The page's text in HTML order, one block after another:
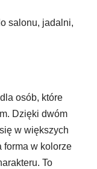
salonu, jadalni,
osób, które
Dzięki dwóm
w większych
forma w kolorze
To